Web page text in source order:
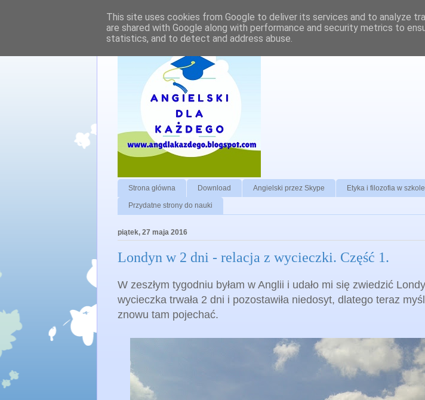
Strona główna Download Angielski przez Skype Etyka i filozofia w szkole
Przydatne strony do nauki
piątek, 27 maja 2016
Londyn w 2 dni - relacja z wycieczki. Część 1.
W zeszłym tygodniu byłam w Anglii i udało mi się zwiedzić
wycieczka trwała 2 dni i pozostawiła niedosyt, dlatego teraz
znowu tam pojechać.
This site uses cookies from Google to deliver its services and to analyze
are shared with Google along with performance and security metrics to
statistics, and to detect and address abuse.